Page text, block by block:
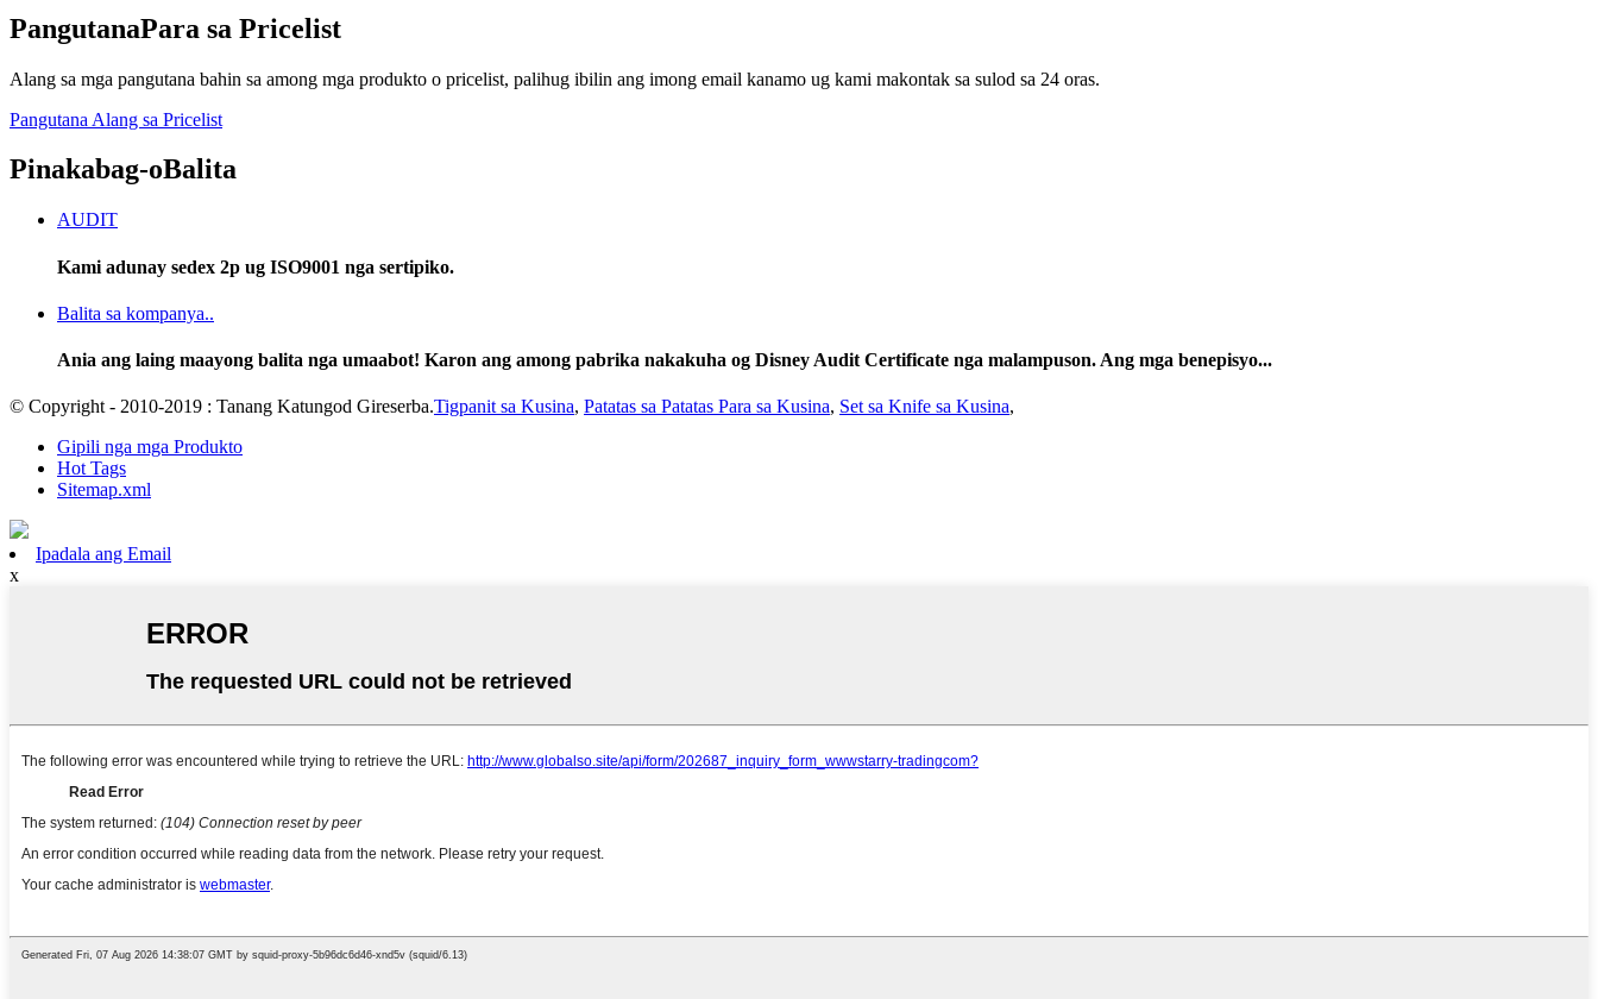
PangutanaPara sa Pricelist
Alang sa mga pangutana bahin sa among mga produkto o pricelist, palihug ibilin ang imong email kanamo ug kami makontak sa sulod sa 24 oras.
Pangutana Alang sa Pricelist
Pinakabag-oBalita
AUDIT
Kami adunay sedex 2p ug ISO9001 nga sertipiko.
Balita sa kompanya..
Ania ang laing maayong balita nga umaabot! Karon ang among pabrika nakakuha og Disney Audit Certificate nga malampuson. Ang mga benepisyo...
© Copyright - 2010-2019 : Tanang Katungod Gireserba.Tigpanit sa Kusina, Patatas sa Patatas Para sa Kusina, Set sa Knife sa Kusina,
Gipili nga mga Produkto
Hot Tags
Sitemap.xml
Ipadala ang Email
x